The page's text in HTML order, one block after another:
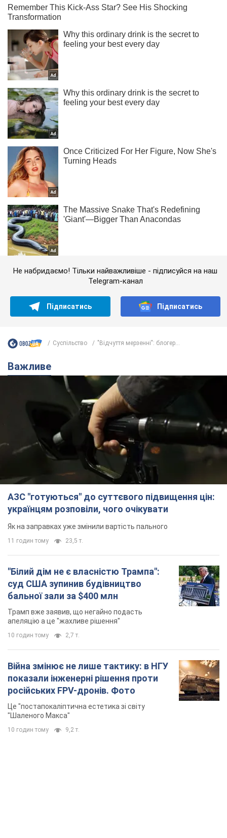
Не набридаємо! Тільки найважливіше - підписуйся на наш
Telegram-канал
Підписатись Підписатись
Суспільство "Відчуття мерзенні": блогер...
Важливе
АЗС "готуються" до суттєвого підвищення цін:
українцям розповіли, чого очікувати
Як на заправках уже змінили вартість пального
11 годин тому 23,5 т.
"Білий дім не є власністю Трампа":
суд США зупинив будівництво
бальної зали за $400 млн
Трамп вже заявив, що негайно подасть
апеляцію а це "жахливе рішення"
10 годин тому 2,7 т.
Війна змінює не лише тактику: в НГУ
показали інженерні рішення проти
російських FPV-дронів. Фото
Це "постапокаліптична естетика зі світу
"Шаленого Макса"
10 годин тому 9,2 т.